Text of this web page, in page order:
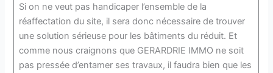
Si on ne veut pas handicaper l’ensemble de la
réaffectation du site, il sera donc nécessaire de trouver
une solution sérieuse pour les bâtiments du réduit. Et
comme nous craignons que GERARDRIE IMMO ne soit
pas pressée d’entamer ses travaux, il faudra bien que les